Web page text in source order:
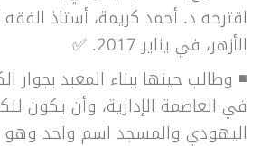
اقترحه د. أحمد كريمة، أستاذ الفقه
الأزهر، في يناير 2017. ✅
◾ وطالب حينها ببناء المعبد
في العاصمة الإدارية، وأن يكون
اليهودي والمسجد اسم واحد وهو